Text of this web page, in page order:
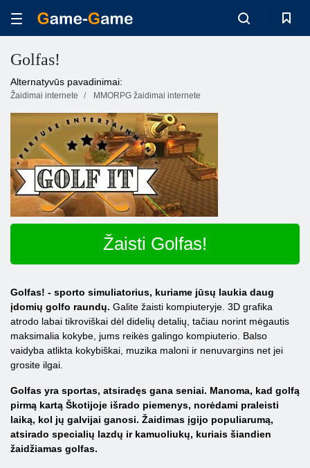
Golfas!
Alternatyvūs pavadinimai:
Žaidimai internete MMORPG žaidimai internete
Žaisti Golfas!
Golfas! - sporto simuliatorius, kuriame jūsų laukia daug
įdomių golfo raundų. Galite žaisti kompiuteryje. 3D grafika
atrodo labai tikroviškai dėl didelių detalių, tačiau norint mėgautis
maksimalia kokybe, jums reikės galingo kompiuterio. Balso
vaidyba atlikta kokybiškai, muzika maloni ir nenuvargins net jei
grosite ilgai.
Golfas yra sportas, atsiradęs gana seniai. Manoma, kad golfą
pirmą kartą Škotijoje išrado piemenys, norėdami praleisti
laiką, kol jų galvijai ganosi. Žaidimas įgijo populiarumą,
atsirado specialių lazdų ir kamuoliukų, kuriais šiandien
žaidžiamas golfas.